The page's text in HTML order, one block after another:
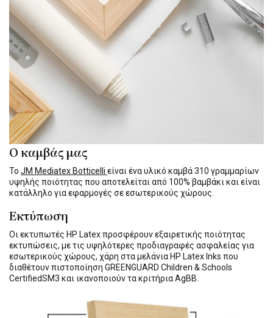
Ο καμβάς μας
Το JM Mediatex Botticelli είναι ένα υλικό καμβά 310 γραμμαρίων
υψηλής ποιότητας που αποτελείται από 100% βαμβάκι και είναι
κατάλληλο για εφαρμογές σε εσωτερικούς χώρους.
Εκτύπωση
Οι εκτυπωτές HP Latex προσφέρουν εξαιρετικής ποιότητας
εκτυπώσεις, με τις υψηλότερες προδιαγραφές ασφαλείας για
εσωτερικούς χώρους, χάρη στα μελάνια HP Latex Inks που
διαθέτουν πιστοποίηση GREENGUARD Children & Schools
CertifiedSM3 και ικανοποιούν τα κριτήρια AgBB.